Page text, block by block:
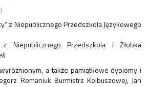
z Niepublicznego Przedszkola Językowego
z Niepublicznego Przedszkola i Żłobka
a także pamiątkowe dyplomy i
Romaniuk Burmistrz Kolbuszowej, Jan